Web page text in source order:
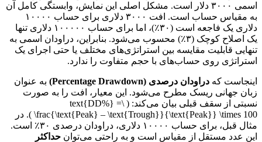
اسمی ۳۰۰۰ دلار است. مشکل اصلی این نمایش، وابستگی کامل آن
به مقیاس حساب است. افت ۳۰۰۰ دلاری برای حساب ۱۰۰۰۰
دلاری یک فاجعه است (۳۰٪)، اما برای حساب ۱۰۰۰۰۰ دلاری تنها
یک اصلاح کوچک (۳٪) محسوب می‌شود. بنابراین، دراودان اسمی به
تنهایی قابلیت مقایسه بین استراتژی‌های مختلف یا حتی اجرای یک
استراتژی روی حساب‌های با حجم متفاوت را ندارد.
اینجاست که دراودان درصدی (Percentage Drawdown)
به عنوان
زبان جهانی ریسک مطرح می‌شود. این معیار، افت را به صورت
نسبتی از سقف قبلی بیان می‌کند: ( \text{DD%} =
\frac{\text{Peak} – \text{Trough}}{\text{Peak}} \times 100 ). در
مثال قبل، برای حساب ۱۰۰۰۰ دلاری، دراودان درصدی ۳۰٪ است.
این عدد مستقل از مقیاس است و به راحتی می‌توان حداکثر